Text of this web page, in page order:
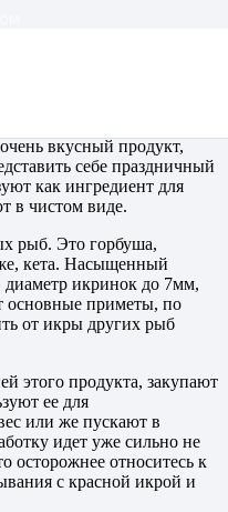
вкусный продукт,
себе праздничный
как ингредиент для
в чистом виде.
рыб. Это горбуша,
кета. Насыщенный
диаметр икринок до 7мм,
основные приметы, по
от икры других рыб
этого продукта, закупают
ее для
или же пускают в
идет уже сильно не
осторожнее относитесь к
с красной икрой и